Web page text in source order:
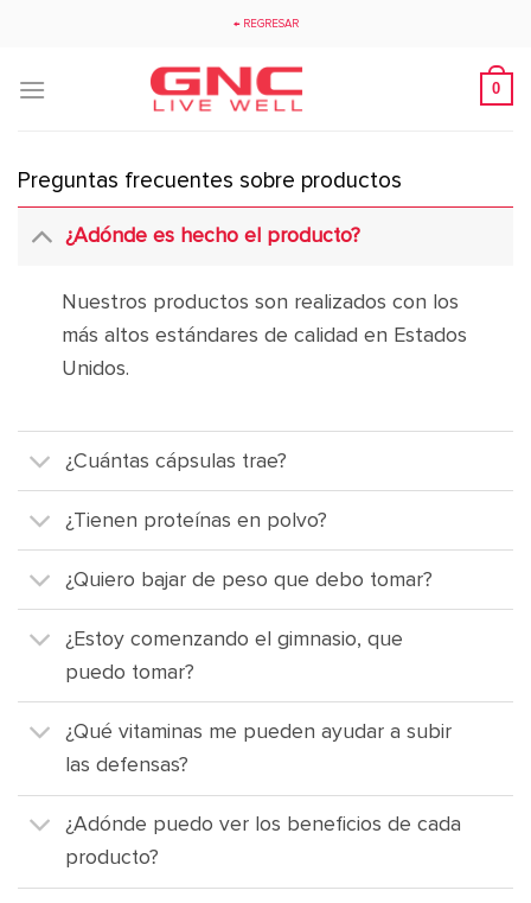
← REGRESAR
0
Preguntas frecuentes sobre productos
¿Adónde es hecho el producto?
Nuestros productos son realizados con los
más altos estándares de calidad en Estados
Unidos.
¿Cuántas cápsulas trae?
¿Tienen proteínas en polvo?
¿Quiero bajar de peso que debo tomar?
¿Estoy comenzando el gimnasio, que
puedo tomar?
¿Qué vitaminas me pueden ayudar a subir
las defensas?
¿Adónde puedo ver los beneficios de cada
producto?